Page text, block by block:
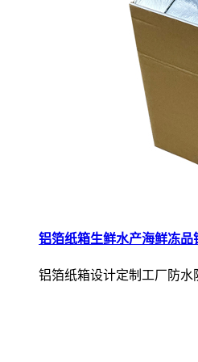
铝箔纸箱生鲜水产海鲜冻品
铝箔纸箱设计定制工厂防